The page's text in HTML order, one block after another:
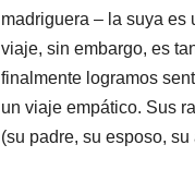
madriguera – la suya es
viaje, sin embargo, es
finalmente logramos
un viaje empático. Sus
(su padre, su esposo,